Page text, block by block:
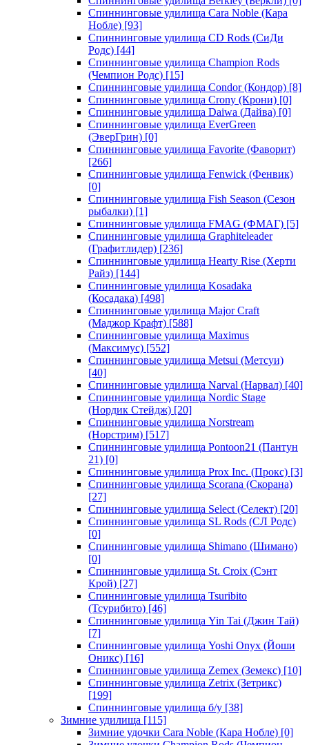
Спиннинговые удилища Cara Noble (Кара
Нобле) [93]
Спиннинговые удилища CD Rods (СиДи
Родс) [44]
Спиннинговые удилища Champion Rods
(Чемпион Родс) [15]
Спиннинговые удилища Condor (Кондор) [8]
Спиннинговые удилища Crony (Крони) [0]
Спиннинговые удилища Daiwa (Дайва) [0]
Спиннинговые удилища EverGreen
(ЭверГрин) [0]
Спиннинговые удилища Favorite (Фаворит)
[266]
Спиннинговые удилища Fenwick (Фенвик)
[0]
Спиннинговые удилища Fish Season (Сезон
рыбалки) [1]
Спиннинговые удилища FMAG (ФМАГ) [5]
Спиннинговые удилища Graphiteleader
(Графитлидер) [236]
Спиннинговые удилища Hearty Rise (Херти
Райз) [144]
Спиннинговые удилища Kosadaka
(Косадака) [498]
Спиннинговые удилища Major Craft
(Маджор Крафт) [588]
Спиннинговые удилища Maximus
(Максимус) [552]
Спиннинговые удилища Metsui (Метсуи)
[40]
Спиннинговые удилища Narval (Нарвал) [40]
Спиннинговые удилища Nordic Stage
(Нордик Стейдж) [20]
Спиннинговые удилища Norstream
(Норстрим) [517]
Спиннинговые удилища Pontoon21 (Пантун
21) [0]
Спиннинговые удилища Prox Inc. (Прокс) [3]
Спиннинговые удилища Scorana (Скорана)
[27]
Спиннинговые удилища Select (Селект) [20]
Спиннинговые удилища SL Rods (СЛ Родс)
[0]
Спиннинговые удилища Shimano (Шимано)
[0]
Спиннинговые удилища St. Croix (Сэнт
Крой) [27]
Спиннинговые удилища Tsuribito
(Тсурибито) [46]
Спиннинговые удилища Yin Tai (Джин Тай)
[7]
Спиннинговые удилища Yoshi Onyx (Йоши
Оникс) [16]
Спиннинговые удилища Zemex (Земекс) [10]
Спиннинговые удилища Zetrix (Зетрикс)
[199]
Спиннинговые удилища б/у [38]
Зимние удилища [115]
Зимние удочки Cara Noble (Кара Нобле) [0]